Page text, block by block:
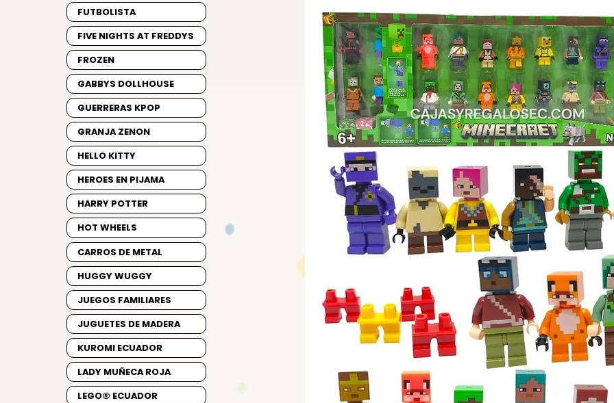
FUTBOLISTA
FIVE NIGHTS AT FREDDYS
FROZEN
GABBYS DOLLHOUSE
GUERRERAS KPOP
GRANJA ZENON
HELLO KITTY
HEROES EN PIJAMA
HARRY POTTER
HOT WHEELS
CARROS DE METAL
HUGGY WUGGY
JUEGOS FAMILIARES
JUGUETES DE MADERA
KUROMI ECUADOR
LADY MUÑECA ROJA
LEGO® ECUADOR